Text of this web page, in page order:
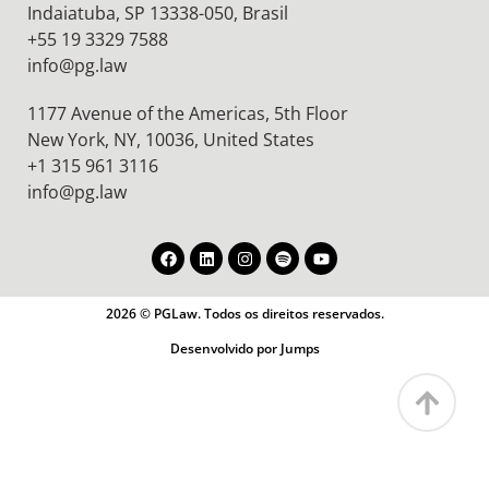
Indaiatuba, SP 13338-050, Brasil
+55 19 3329 7588
info@pg.law
1177 Avenue of the Americas, 5th Floor
New York, NY, 10036, United States
+1 315 961 3116
info@pg.law
2026 © PGLaw. Todos os direitos reservados.
Desenvolvido por Jumps